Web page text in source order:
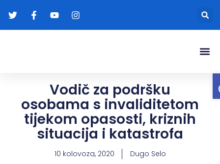
Vodič za podršku
osobama s invaliditetom
tijekom opasosti, kriznih
situacija i katastrofa
10 kolovoza, 2020 Dugo Selo